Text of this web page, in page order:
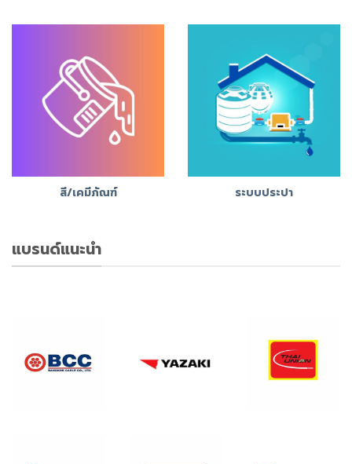
สี/เคมีภัณฑ์ ระบบประปา
แบรนด์แนะนำ